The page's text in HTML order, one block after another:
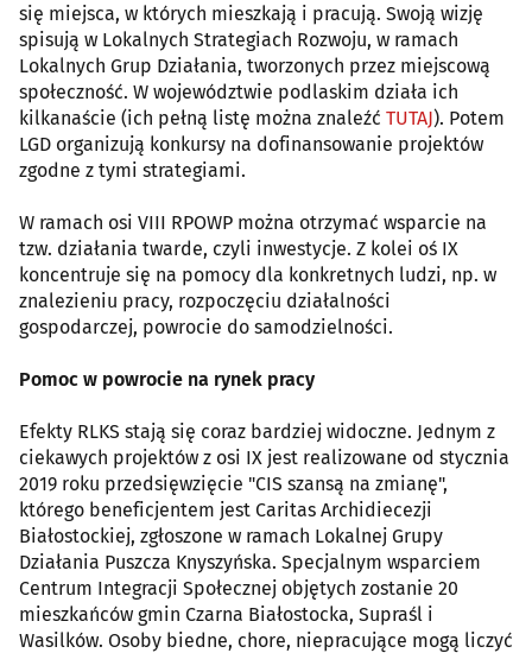
się miejsca, w których mieszkają i pracują. Swoją wizję
spisują w Lokalnych Strategiach Rozwoju, w ramach
Lokalnych Grup Działania, tworzonych przez miejscową
społeczność. W województwie podlaskim działa ich
kilkanaście (ich pełną listę można znaleźć TUTAJ). Potem
LGD organizują konkursy na dofinansowanie projektów
zgodne z tymi strategiami.
W ramach osi VIII RPOWP można otrzymać wsparcie na
tzw. działania twarde, czyli inwestycje. Z kolei oś IX
koncentruje się na pomocy dla konkretnych ludzi, np. w
znalezieniu pracy, rozpoczęciu działalności
gospodarczej, powrocie do samodzielności.
Pomoc w powrocie na rynek pracy
Efekty RLKS stają się coraz bardziej widoczne. Jednym z
ciekawych projektów z osi IX jest realizowane od stycznia
2019 roku przedsięwzięcie "CIS szansą na zmianę",
którego beneficjentem jest Caritas Archidiecezji
Białostockiej, zgłoszone w ramach Lokalnej Grupy
Działania Puszcza Knyszyńska. Specjalnym wsparciem
Centrum Integracji Społecznej objętych zostanie 20
mieszkańców gmin Czarna Białostocka, Supraśl i
Wasilków. Osoby biedne, chore, niepracujące mogą liczyć